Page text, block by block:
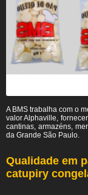
A BMS trabalha com o
valor Alphaville,
cantinas, armazéns,
da Grande São Paulo.
Qualidade em
catupiry